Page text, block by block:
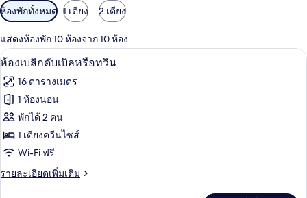
ตัว
กรอง
ที่
มี
ให้
สำหรับ
ห้อง
พัก
ห้องพักทั้งหมด 1 เตียง 2 เตียง
แสดงห้องพัก 10 ห้องจาก 10 ห้อง
เปิด
ภาพถ่าย
ทั้งหมด
ของ
ห้อง
เบสิ
กดับเบิล
ห้องเบสิกดับเบิลหรือทวิน | เครื่องนอ
7
ห้องเบสิกดับเบิลหรือทวิน
16 ตารางเมตร
1 ห้องนอน
พักได้ 2 คน
1 เตียงควีนไซส์
Wi-Fi ฟรี
รายละเอียดเพิ่มเติม
ราย